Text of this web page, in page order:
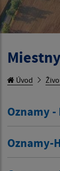
Úvod
Oznamy
Oznamy-